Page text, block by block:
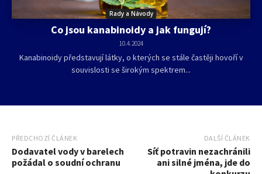
Rady a Návody
Co jsou kanabinoidy a jak fungují?
10.4.2024
Kanabinoidy představují látky, o kterých se stále častěji hovoří v
souvislosti se širokým spektrem...
PŘEDCHOZÍ ČLÁNEK
Dodavatel vody v barelech
požádal o soudní ochranu
DALŠÍ ČLÁNEK
Síť potravin nezachránili
ani silné jména, jde do